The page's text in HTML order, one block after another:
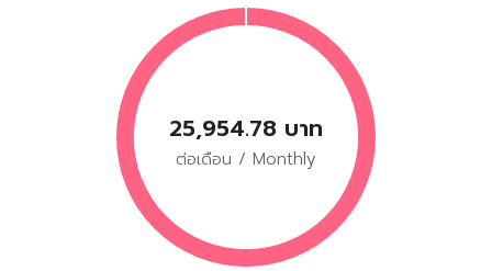
25,954.78 บาท
ต่อเดือน / Monthly